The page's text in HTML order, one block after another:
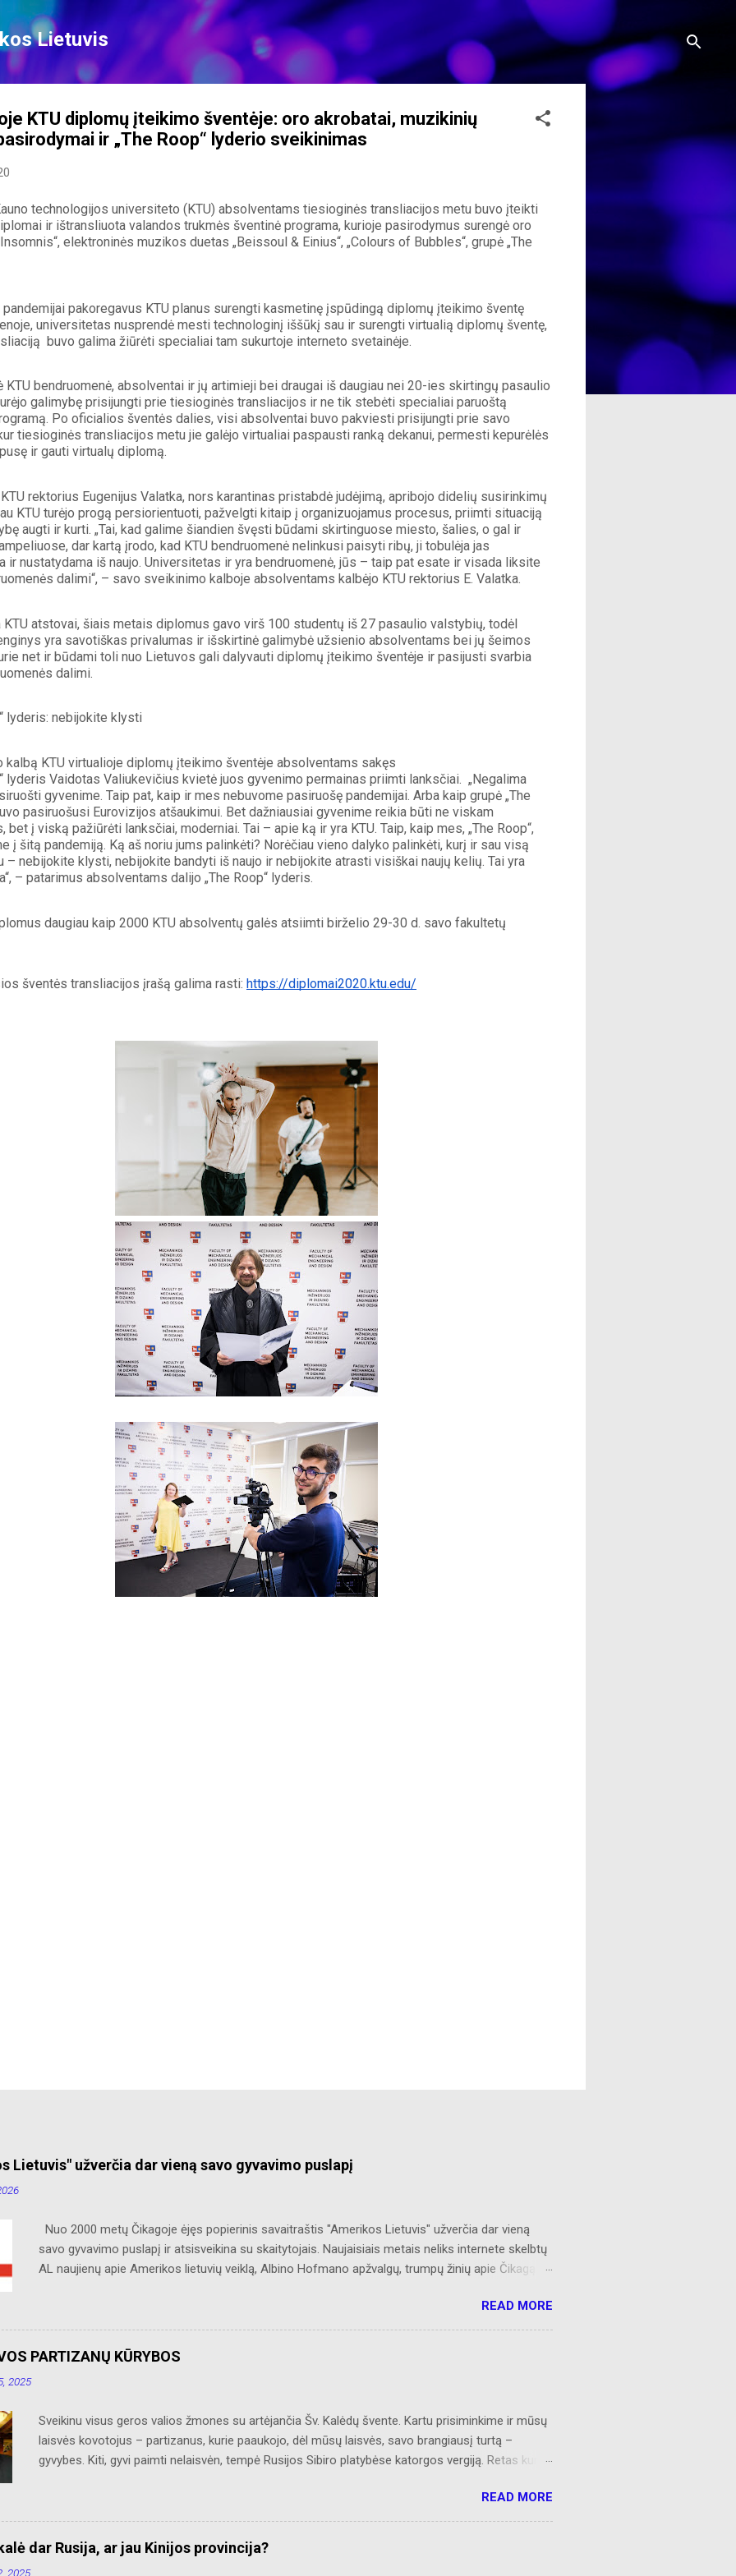
Skip to main content
Lietuvis
KTU diplomų įteikimo šventėje: oro akrobatai, muzikinių
ir „The Roop“ lyderio sveikinimas
technologijos universiteto (KTU) absolventams tiesioginės transliacijos metu buvo įteikti
ir ištransliuota valandos trukmės šventinė programa, kurioje pasirodymus surengė oro
elektroninės muzikos duetas „Beissoul & Einius“, „Colours of Bubbles“, grupė „The
pandemijai pakoregavus KTU planus surengti kasmetinę įspūdingą diplomų įteikimo šventę
universitetas nusprendė mesti technologinį iššūkį sau ir surengti virtualią diplomų šventę,
buvo galima žiūrėti specialiai tam sukurtoje interneto svetainėje.
KTU bendruomenė, absolventai ir jų artimieji bei draugai iš daugiau nei 20-ies skirtingų pasaulio
galimybę prisijungti prie tiesioginės transliacijos ir ne tik stebėti specialiai paruoštą
Po oficialios šventės dalies, visi absolventai buvo pakviesti prisijungti prie savo
tiesioginės transliacijos metu jie galėjo virtualiai paspausti ranką dekanui, permesti kepurėlės
ir gauti virtualų diplomą.
rektorius Eugenijus Valatka, nors karantinas pristabdė judėjimą, apribojo didelių susirinkimų
KTU turėjo progą persiorientuoti, pažvelgti kitaip į organizuojamus procesus, priimti situaciją
augti ir kurti. „Tai, kad galime šiandien švęsti būdami skirtinguose miesto, šalies, o gal ir
dar kartą įrodo, kad KTU bendruomenė nelinkusi paisyti ribų, ji tobulėja jas
ir nustatydama iš naujo. Universitetas ir yra bendruomenė, jūs – taip pat esate ir visada liksite
dalimi“, – savo sveikinimo kalboje absolventams kalbėjo KTU rektorius E. Valatka.
KTU atstovai, šiais metais diplomus gavo virš 100 studentų iš 27 pasaulio valstybių, todėl
yra savotiškas privalumas ir išskirtinė galimybė užsienio absolventams bei jų šeimos
net ir būdami toli nuo Lietuvos gali dalyvauti diplomų įteikimo šventėje ir pasijusti svarbia
dalimi.
lyderis: nebijokite klysti
kalbą KTU virtualioje diplomų įteikimo šventėje absolventams sakęs
lyderis Vaidotas Valiukevičius kvietė juos gyvenimo permainas priimti lanksčiai.  „Negalima
gyvenime. Taip pat, kaip ir mes nebuvome pasiruošę pandemijai. Arba kaip grupė „The
pasiruošusi Eurovizijos atšaukimui. Bet dažniausiai gyvenime reikia būti ne viskam
bet į viską pažiūrėti lanksčiai, moderniai. Tai – apie ką ir yra KTU. Taip, kaip mes, „The Roop“,
į šitą pandemiją. Ką aš noriu jums palinkėti? Norėčiau vieno dalyko palinkėti, kurį ir sau visą
– nebijokite klysti, nebijokite bandyti iš naujo ir nebijokite atrasti visiškai naujų kelių. Tai yra
– patarimus absolventams dalijo „The Roop“ lyderis.
daugiau kaip 2000 KTU absolventų galės atsiimti birželio 29-30 d. savo fakultetų
šventės transliacijos įrašą galima rasti: https://diplomai2020.ktu.edu/
Lietuvis" užverčia dar vieną savo gyvavimo puslapį
Nuo 2000 metų Čikagoje ėjęs popierinis savaitraštis "Amerikos Lietuvis" užverčia dar vieną
savo gyvavimo puslapį ir atsisveikina su skaitytojais. Naujaisiais metais neliks internete skelbtų
AL naujienų apie Amerikos lietuvių veiklą, Albino Hofmano apžvalgų, trumpų žinių apie Čikagą
READ MORE
PARTIZANŲ KŪRYBOS
2025
Sveikinu visus geros valios žmones su artėjančia Šv. Kalėdų švente. Kartu prisiminkime ir mūsų
laisvės kovotojus – partizanus, kurie paaukojo, dėl mūsų laisvės, savo brangiausį turtą –
gyvybes. Kiti, gyvi paimti nelaisvėn, tempė Rusijos Sibiro platybėse katorgos vergiją. Retas kuris
šaldami ir alkani savo bunkeriuose, sniegynuose ar slepiantis po eglių šakom, tap pat šventė Šv.
Kalėdas glausdami prie savęs savo mumylėtines – šautuvus. Amžia garbė tebūna jiems.
Pridedu iš „Naujienų“ lakrašččio išsaugotą „Sužeisto partizano dainą“. IŠ LIETUVOS PARTIZANŲ
KŪRYBOS (Sužeisto partizano daina) Neparnešiu žemčiūgų, nei aukso, Mūs šalis ir be perlų
READ MORE
dar Rusija, ar jau Kinijos provincija?
2025